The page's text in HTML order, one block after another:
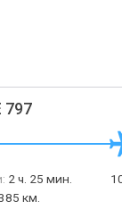
797
2 ч. 25 мин.
км.